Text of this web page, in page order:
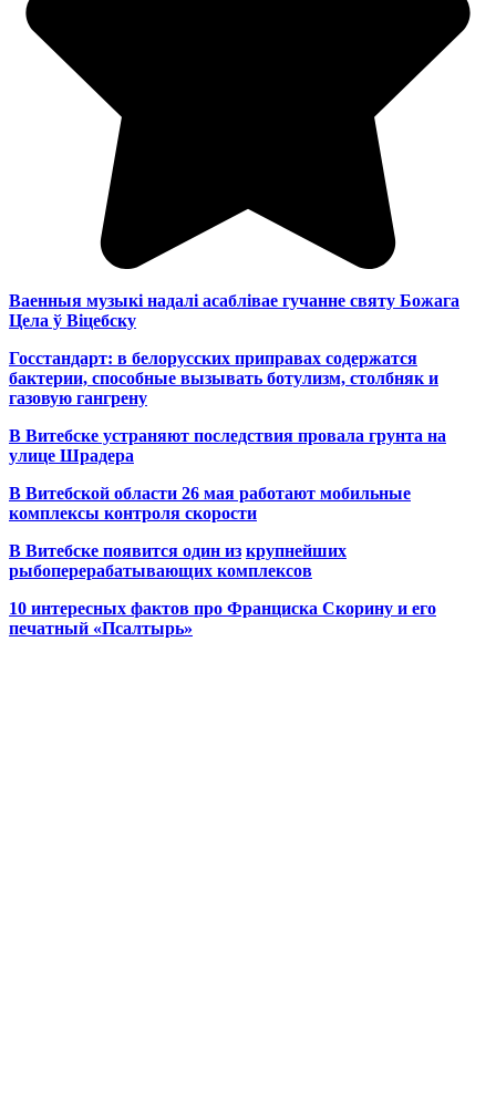
Ваенныя музыкі надалі асаблівае гучанне святу Божага
Цела ў Віцебску
Госстандарт: в белорусских приправах содержатся
бактерии, способные вызывать ботулизм, столбняк и
газовую гангрену
В Витебске устраняют последствия провала грунта на
улице Шрадера
В Витебской области 26 мая работают мобильные
комплексы контроля скорости
В Витебске появится один из крупнейших
рыбоперерабатывающих комплексов
10 интересных фактов про Франциска Скорину и его
печатный «Псалтырь»